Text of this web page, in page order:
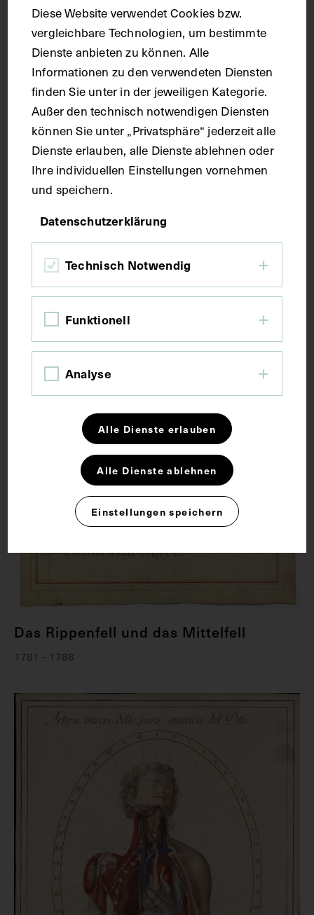
Das Rippenfell und das Mittelfell
1781 - 1786
Das Rippenfell und das Mittelfell
1781 - 1786
Diese Website verwendet Cookies bzw.
vergleichbare Technologien, um bestimmte
Dienste anbieten zu können. Alle
Informationen zu den verwendeten Diensten
finden Sie unter in der jeweiligen Kategorie.
Außer den technisch notwendigen Diensten
können Sie unter „Privatsphäre“ jederzeit alle
Dienste erlauben, alle Dienste ablehnen oder
Ihre individuellen Einstellungen vornehmen
und speichern.
Datenschutzerklärung
Technisch Notwendig
Funktionell
Analyse
Alle Dienste erlauben
Alle Dienste ablehnen
Einstellungen speichern